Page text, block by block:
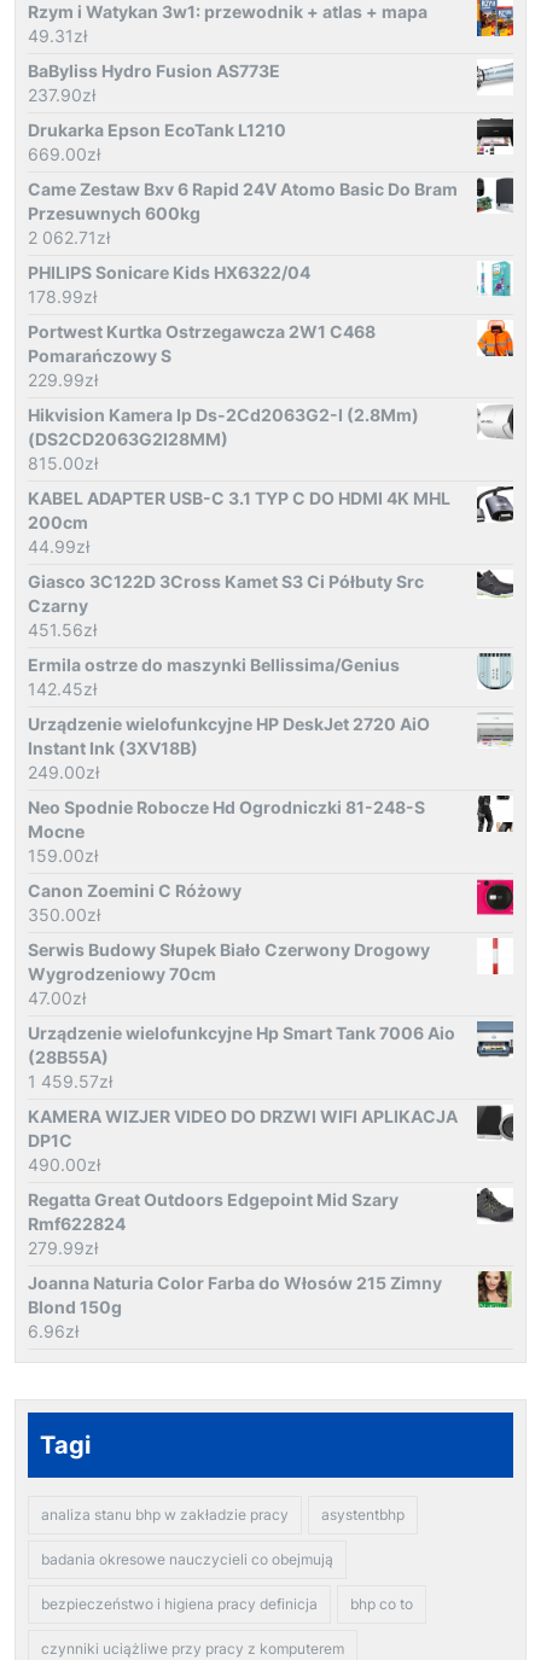
Rzym i Watykan 3w1: przewodnik + atlas + mapa
49.31zł
BaByliss Hydro Fusion AS773E
237.90zł
Drukarka Epson EcoTank L1210
669.00zł
Came Zestaw Bxv 6 Rapid 24V Atomo Basic Do Bram
Przesuwnych 600kg
2 062.71zł
PHILIPS Sonicare Kids HX6322/04
178.99zł
Portwest Kurtka Ostrzegawcza 2W1 C468
Pomarańczowy S
229.99zł
Hikvision Kamera Ip Ds-2Cd2063G2-I (2.8Mm)
(DS2CD2063G2I28MM)
815.00zł
KABEL ADAPTER USB-C 3.1 TYP C DO HDMI 4K MHL
200cm
44.99zł
Giasco 3C122D 3Cross Kamet S3 Ci Półbuty Src
Czarny
451.56zł
Ermila ostrze do maszynki Bellissima/Genius
142.45zł
Urządzenie wielofunkcyjne HP DeskJet 2720 AiO
Instant Ink (3XV18B)
249.00zł
Neo Spodnie Robocze Hd Ogrodniczki 81-248-S
Mocne
159.00zł
Canon Zoemini C Różowy
350.00zł
Serwis Budowy Słupek Biało Czerwony Drogowy
Wygrodzeniowy 70cm
47.00zł
Urządzenie wielofunkcyjne Hp Smart Tank 7006 Aio
(28B55A)
1 459.57zł
KAMERA WIZJER VIDEO DO DRZWI WIFI APLIKACJA
DP1C
490.00zł
Regatta Great Outdoors Edgepoint Mid Szary
Rmf622824
279.99zł
Joanna Naturia Color Farba do Włosów 215 Zimny
Blond 150g
6.96zł
Tagi
analiza stanu bhp w zakładzie pracy asystentbhp
badania okresowe nauczycieli co obejmują
bezpieczeństwo i higiena pracy definicja bhp co to
czynniki uciążliwe przy pracy z komputerem